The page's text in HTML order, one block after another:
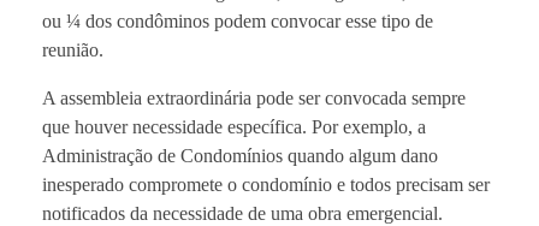
ou ¼ dos condôminos podem convocar esse tipo de
reunião.
A assembleia extraordinária pode ser convocada sempre
que houver necessidade específica. Por exemplo, a
Administração de Condomínios quando algum dano
inesperado compromete o condomínio e todos precisam ser
notificados da necessidade de uma obra emergencial.